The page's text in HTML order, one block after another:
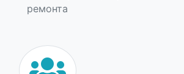
ремонта